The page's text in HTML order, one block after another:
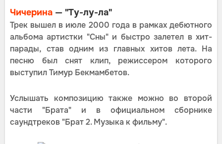
Чичерина — "Ту-лу-ла"
Трек вышел в июле 2000 года в рамках дебютного
альбома артистки "Сны" и быстро залетел в хит-
парады, став одним из главных хитов лета. На
песню был снят клип, режиссером которого
выступил Тимур Бекмамбетов.
Услышать композицию также можно во второй
части "Брата" и в официальном сборнике
саундтреков "Брат 2. Музыка к фильму".